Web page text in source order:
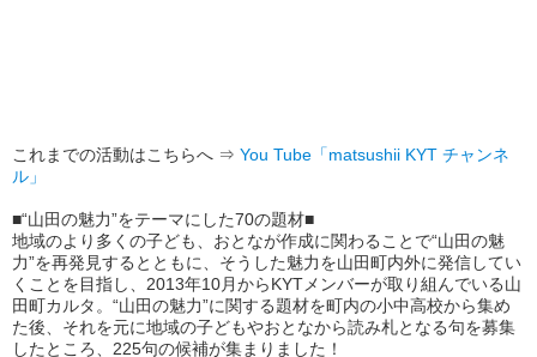
これまでの活動はこちらへ ⇒ You Tube「matsushii KYT チャンネ
ル」
■“山田の魅力”をテーマにした70の題材■
地域のより多くの子ども、おとなが作成に関わることで“山田の魅
力”を再発見するとともに、そうした魅力を山田町内外に発信してい
くことを目指し、2013年10月からKYTメンバーが取り組んでいる山
田町カルタ。“山田の魅力”に関する題材を町内の小中高校から集め
た後、それを元に地域の子どもやおとなから読み札となる句を募集
したところ、225句の候補が集まりました！